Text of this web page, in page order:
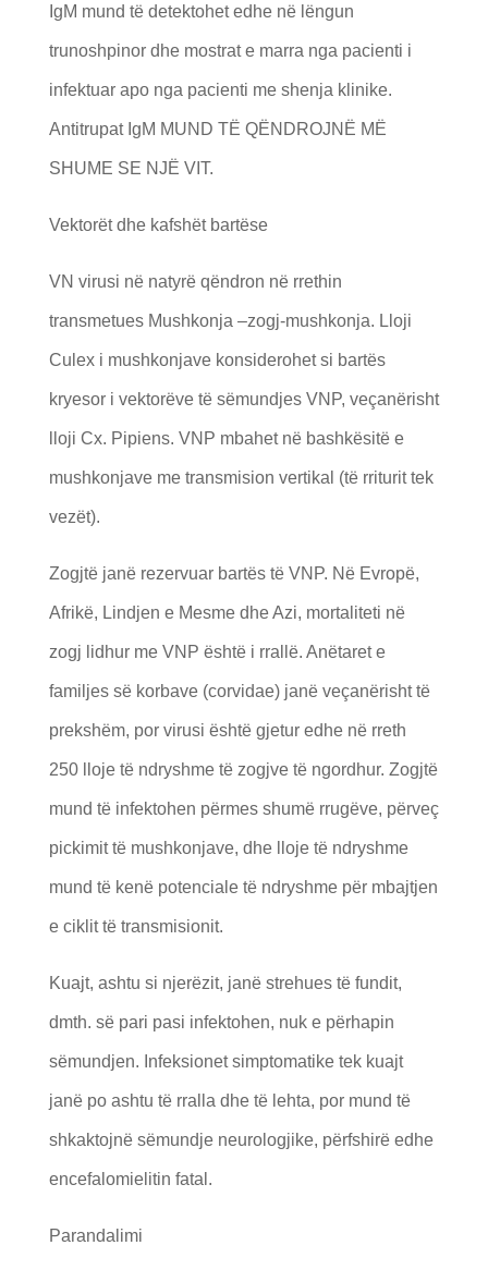
IgM mund të detektohet edhe në lëngun
trunoshpinor dhe mostrat e marra nga pacienti i
infektuar apo nga pacienti me shenja klinike.
Antitrupat IgM MUND TË QËNDROJNË MË
SHUME SE NJË VIT.
Vektorët dhe kafshët bartëse
VN virusi në natyrë qëndron në rrethin
transmetues Mushkonja –zogj-mushkonja. Lloji
Culex i mushkonjave konsiderohet si bartës
kryesor i vektorëve të sëmundjes VNP, veçanërisht
lloji Cx. Pipiens. VNP mbahet në bashkësitë e
mushkonjave me transmision vertikal (të rriturit tek
vezët).
Zogjtë janë rezervuar bartës të VNP. Në Evropë,
Afrikë, Lindjen e Mesme dhe Azi, mortaliteti në
zogj lidhur me VNP është i rrallë. Anëtaret e
familjes së korbave (corvidae) janë veçanërisht të
prekshëm, por virusi është gjetur edhe në rreth
250 lloje të ndryshme të zogjve të ngordhur. Zogjtë
mund të infektohen përmes shumë rrugëve, përveç
pickimit të mushkonjave, dhe lloje të ndryshme
mund të kenë potenciale të ndryshme për mbajtjen
e ciklit të transmisionit.
Kuajt, ashtu si njerëzit, janë strehues të fundit,
dmth. së pari pasi infektohen, nuk e përhapin
sëmundjen. Infeksionet simptomatike tek kuajt
janë po ashtu të rralla dhe të lehta, por mund të
shkaktojnë sëmundje neurologjike, përfshirë edhe
encefalomielitin fatal.
Parandalimi